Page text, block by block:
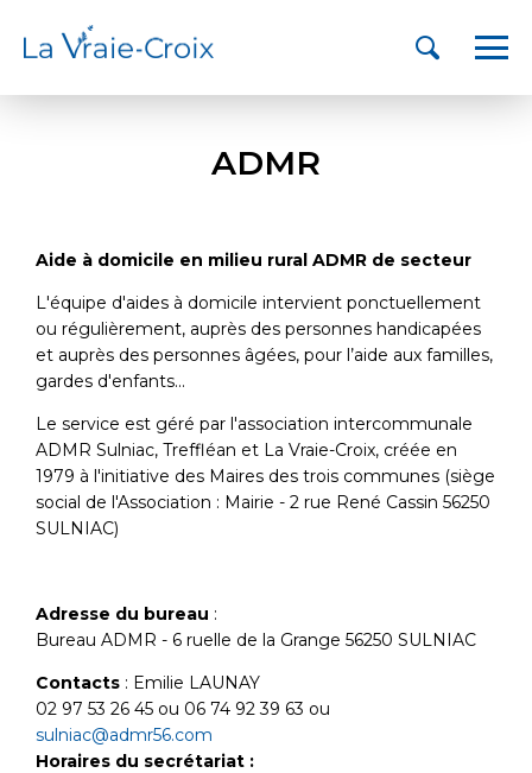
ADMR
Aide à domicile en milieu rural ADMR de secteur
L'équipe d'aides à domicile intervient ponctuellement
ou régulièrement, auprès des personnes handicapées
et auprès des personnes âgées, pour l’aide aux familles,
gardes d'enfants...
Le service est géré par l'association intercommunale
ADMR Sulniac, Treffléan et La Vraie-Croix, créée en
1979 à l'initiative des Maires des trois communes (siège
social de l'Association : Mairie - 2 rue René Cassin 56250
SULNIAC)
Adresse du bureau :
Bureau ADMR - 6 ruelle de la Grange 56250 SULNIAC
Contacts : Emilie LAUNAY
02 97 53 26 45 ou 06 74 92 39 63 ou
sulniac@admr56.com
Horaires du secrétariat :